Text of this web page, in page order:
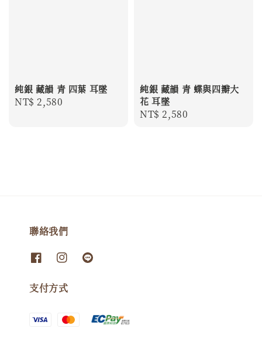
純銀 藏韻 青 四葉 耳墜
Regular
NT$ 2,580
純銀 藏韻 青 蝶與四瓣大
花 耳墜
Regular
NT$ 2,580
聯絡我們
支付方式